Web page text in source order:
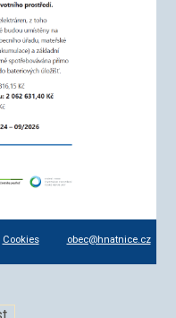
Cookies obec@hnatnice.cz